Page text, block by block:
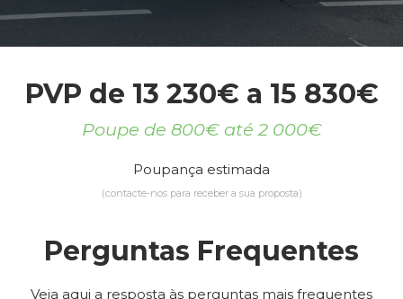
PVP de 13 230€ a 15 830€
Poupe de 800€ até 2 000€
Poupança estimada
(contacte-nos para receber a sua proposta)
Perguntas Frequentes
Veja aqui a resposta às perguntas mais frequentes